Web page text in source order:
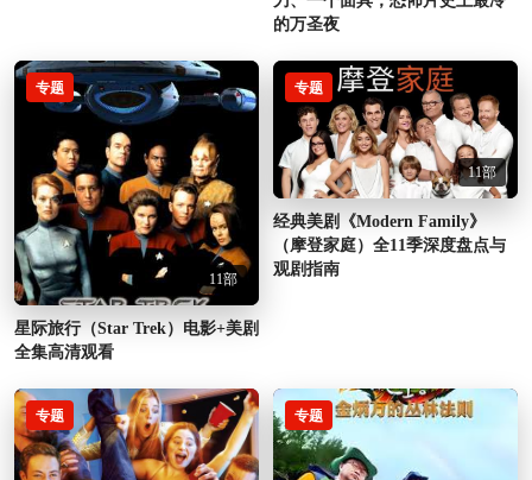
的万圣夜
专题
11部
星际旅行（Star Trek）电影+美剧
全集高清观看
专题
11部
经典美剧《Modern Family》
（摩登家庭）全11季深度盘点与
观剧指南
专题 专题